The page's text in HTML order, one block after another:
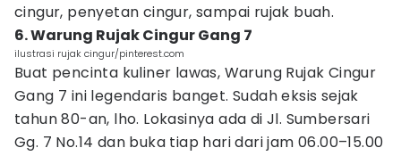
cingur, penyetan cingur, sampai rujak buah.
6. Warung Rujak Cingur Gang 7
ilustrasi rujak cingur/pinterest.com
Buat pencinta kuliner lawas, Warung Rujak Cingur
Gang 7 ini legendaris banget. Sudah eksis sejak
tahun 80-an, lho. Lokasinya ada di Jl. Sumbersari
Gg. 7 No.14 dan buka tiap hari dari jam 06.00–15.00